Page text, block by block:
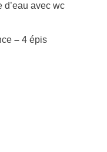
d’eau avec wc
– 4 épis